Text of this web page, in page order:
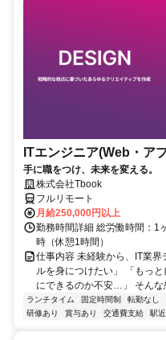
ITエンジニア(Web・ア
手に職をつけ、未来を変える。
株式会社Tbook
フルリモート
月給250,000円以上
勤務時間詳細 総労働時間：1
時（休憩1時間）
仕事内容 未経験から、IT業
ルを身につけたい」 「もっ
にできるのか不安…」 そんな
ランチタイム 固定時間制 転勤なし
研修あり
賞与あり 交通費支給 駅